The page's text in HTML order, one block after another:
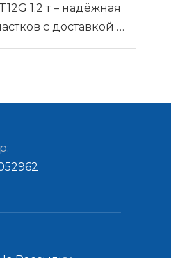
1.2 т – надёжная
с доставкой в